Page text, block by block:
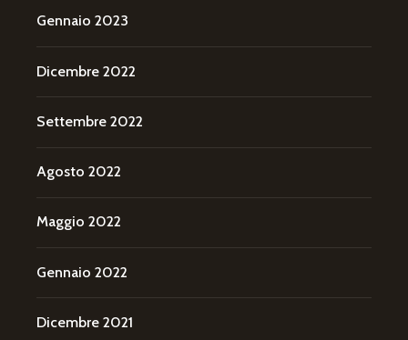
Gennaio 2023
Dicembre 2022
Settembre 2022
Agosto 2022
Maggio 2022
Gennaio 2022
Dicembre 2021